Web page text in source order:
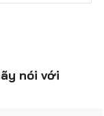
nói với